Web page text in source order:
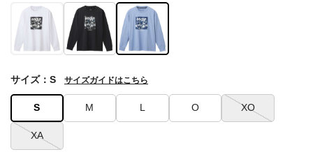
S M L O XO
XA
サイズ：S サイズガイドはこちら